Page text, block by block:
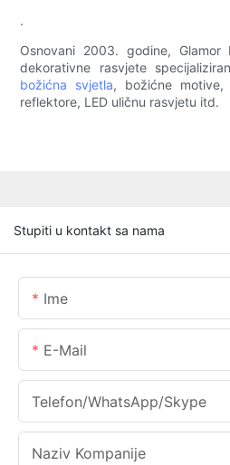
.
Osnovani 2003. godine, Glamor
dekorativne rasvjete
božićna svjetla, božićne motive,
reflektore, LED uličnu rasvjetu itd.
Stupiti u kontakt sa nama
Ime
E-Mail
Telefon/WhatsApp/Skype
Naziv Kompanije